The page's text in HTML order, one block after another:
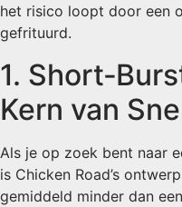
het risico loopt door een
gefrituurd.
1.
Kern van
Als je op zoek bent naar
is Chicken Road’s
gemiddeld minder dan